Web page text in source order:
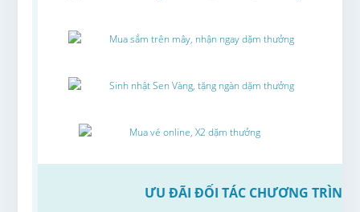
Mua sắm trên mây, nhận ngay dặm thưởng
Sinh nhật Sen Vàng, tặng ngàn dặm thưởng
Mua vé online, X2 dặm thưởng
ƯU ĐÃI ĐỐI TÁC CHƯƠNG TRÌNH